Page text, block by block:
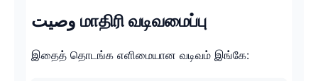
وصيت மாதிரி வடிவமைப்பு
இதைத் தொடங்க எளிமையான வடிவம் இங்கே: